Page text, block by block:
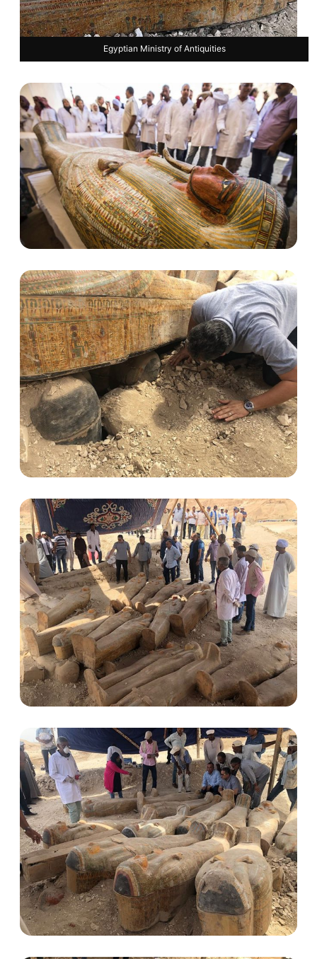
Egyptian Ministry of Antiquities